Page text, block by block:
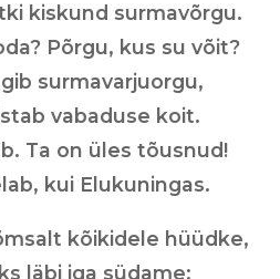
kiskund surmavõrgu.
Põrgu, kus su võit?
surmavarjuorgu,
vabaduse koit.
Ta on üles tõusnud!
kui Elukuningas.
kõikidele hüüdke,
läbi iga südame: